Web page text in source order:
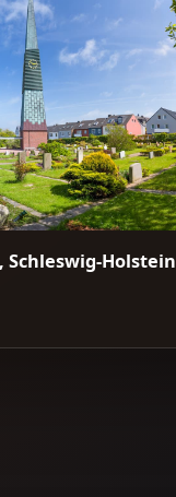
Schleswig-Holstein